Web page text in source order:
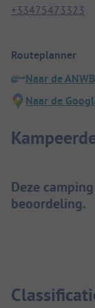
+33475473323
Routeplanner
Naar de
Naar de
Deze
beoordeling.